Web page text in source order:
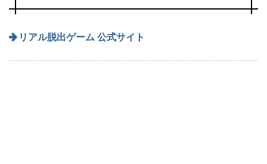
リアル脱出ゲーム 公式サイト